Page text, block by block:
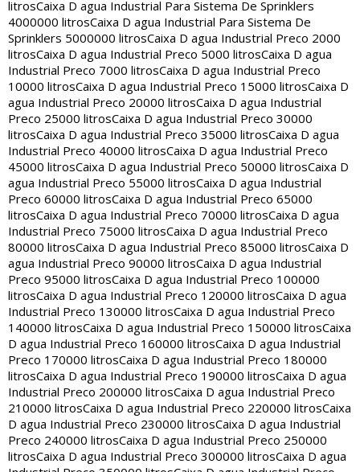
litrosCaixa D agua Industrial Para Sistema De Sprinklers
4000000 litrosCaixa D agua Industrial Para Sistema De
Sprinklers 5000000 litrosCaixa D agua Industrial Preco 2000
litrosCaixa D agua Industrial Preco 5000 litrosCaixa D agua
Industrial Preco 7000 litrosCaixa D agua Industrial Preco
10000 litrosCaixa D agua Industrial Preco 15000 litrosCaixa D
agua Industrial Preco 20000 litrosCaixa D agua Industrial
Preco 25000 litrosCaixa D agua Industrial Preco 30000
litrosCaixa D agua Industrial Preco 35000 litrosCaixa D agua
Industrial Preco 40000 litrosCaixa D agua Industrial Preco
45000 litrosCaixa D agua Industrial Preco 50000 litrosCaixa D
agua Industrial Preco 55000 litrosCaixa D agua Industrial
Preco 60000 litrosCaixa D agua Industrial Preco 65000
litrosCaixa D agua Industrial Preco 70000 litrosCaixa D agua
Industrial Preco 75000 litrosCaixa D agua Industrial Preco
80000 litrosCaixa D agua Industrial Preco 85000 litrosCaixa D
agua Industrial Preco 90000 litrosCaixa D agua Industrial
Preco 95000 litrosCaixa D agua Industrial Preco 100000
litrosCaixa D agua Industrial Preco 120000 litrosCaixa D agua
Industrial Preco 130000 litrosCaixa D agua Industrial Preco
140000 litrosCaixa D agua Industrial Preco 150000 litrosCaixa
D agua Industrial Preco 160000 litrosCaixa D agua Industrial
Preco 170000 litrosCaixa D agua Industrial Preco 180000
litrosCaixa D agua Industrial Preco 190000 litrosCaixa D agua
Industrial Preco 200000 litrosCaixa D agua Industrial Preco
210000 litrosCaixa D agua Industrial Preco 220000 litrosCaixa
D agua Industrial Preco 230000 litrosCaixa D agua Industrial
Preco 240000 litrosCaixa D agua Industrial Preco 250000
litrosCaixa D agua Industrial Preco 300000 litrosCaixa D agua